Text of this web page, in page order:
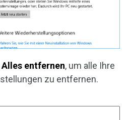
Alles entfernen, um alle Ihre
zu entfernen.